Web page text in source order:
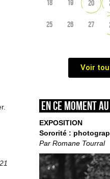
18 19 20
25 26 27
Voir
En ce moment
EXPOSITION
Sororité :
Par Romane Tourral